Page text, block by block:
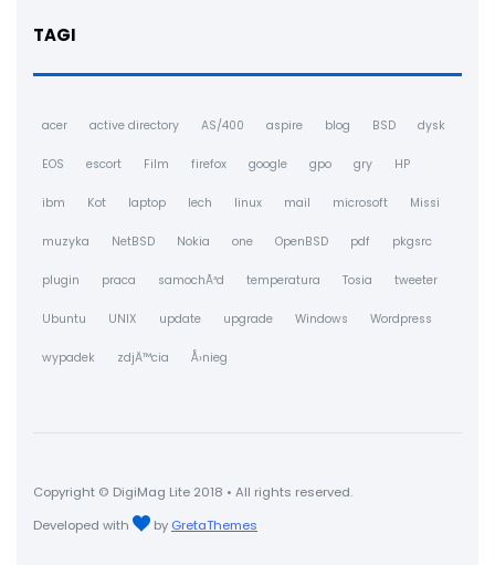
TAGI
acer active directory AS/400 aspire blog BSD dysk
EOS escort Film firefox google gpo gry HP
ibm Kot laptop lech linux mail microsoft Missi
muzyka NetBSD Nokia one OpenBSD pdf pkgsrc
plugin praca samochÃ³d temperatura Tosia tweeter
Ubuntu UNIX update upgrade Windows Wordpress
wypadek zdjÄ™cia Å›nieg
Copyright © DigiMag Lite 2018 • All rights reserved.
Developed with
by GretaThemes